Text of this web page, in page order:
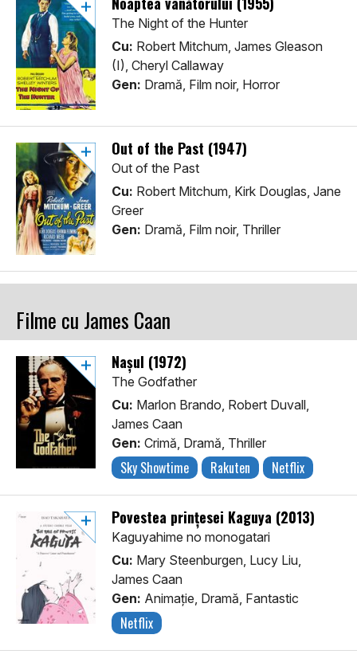
The Night of the Hunter
Cu: Robert Mitchum, James Gleason
(I), Cheryl Callaway
Gen: Dramă, Film noir, Horror
Out of the Past (1947)
Out of the Past
Cu: Robert Mitchum, Kirk Douglas, Jane
Greer
Gen: Dramă, Film noir, Thriller
Filme cu James Caan
Nașul (1972)
The Godfather
Cu: Marlon Brando, Robert Duvall,
James Caan
Gen: Crimă, Dramă, Thriller
Sky Showtime Rakuten Netflix
Povestea prințesei Kaguya (2013)
Kaguyahime no monogatari
Cu: Mary Steenburgen, Lucy Liu,
James Caan
Gen: Animaţie, Dramă, Fantastic
Netflix